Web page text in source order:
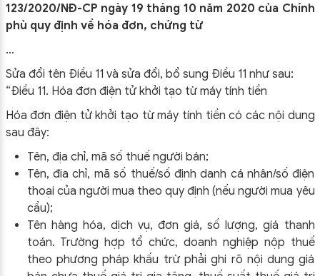
123/2020/NĐ-CP ngày 19 tháng 10 năm 2020 của Chính
phủ quy định về hóa đơn, chứng từ
…
Sửa đổi tên Điều 11 và sửa đổi, bổ sung Điều 11 như sau:
“Điều 11. Hóa đơn điện tử khởi tạo từ máy tính tiền
Hóa đơn điện tử khởi tạo từ máy tính tiền có các nội dung
sau đây:
Tên, địa chỉ, mã số thuế người bán;
Tên, địa chỉ, mã số thuế/số định danh cá nhân/số điện
thoại của người mua theo quy định (nếu người mua yêu
cầu);
Tên hàng hóa, dịch vụ, đơn giá, số lượng, giá thanh
toán. Trường hợp tổ chức, doanh nghiệp nộp thuế
theo phương pháp khấu trừ phải ghi rõ nội dung giá